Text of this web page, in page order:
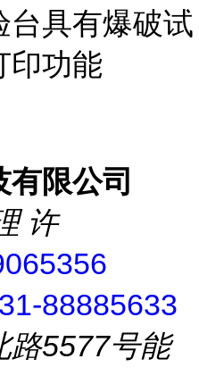
台具有爆破试
印功能
限公司
许
88885633
路5577号能